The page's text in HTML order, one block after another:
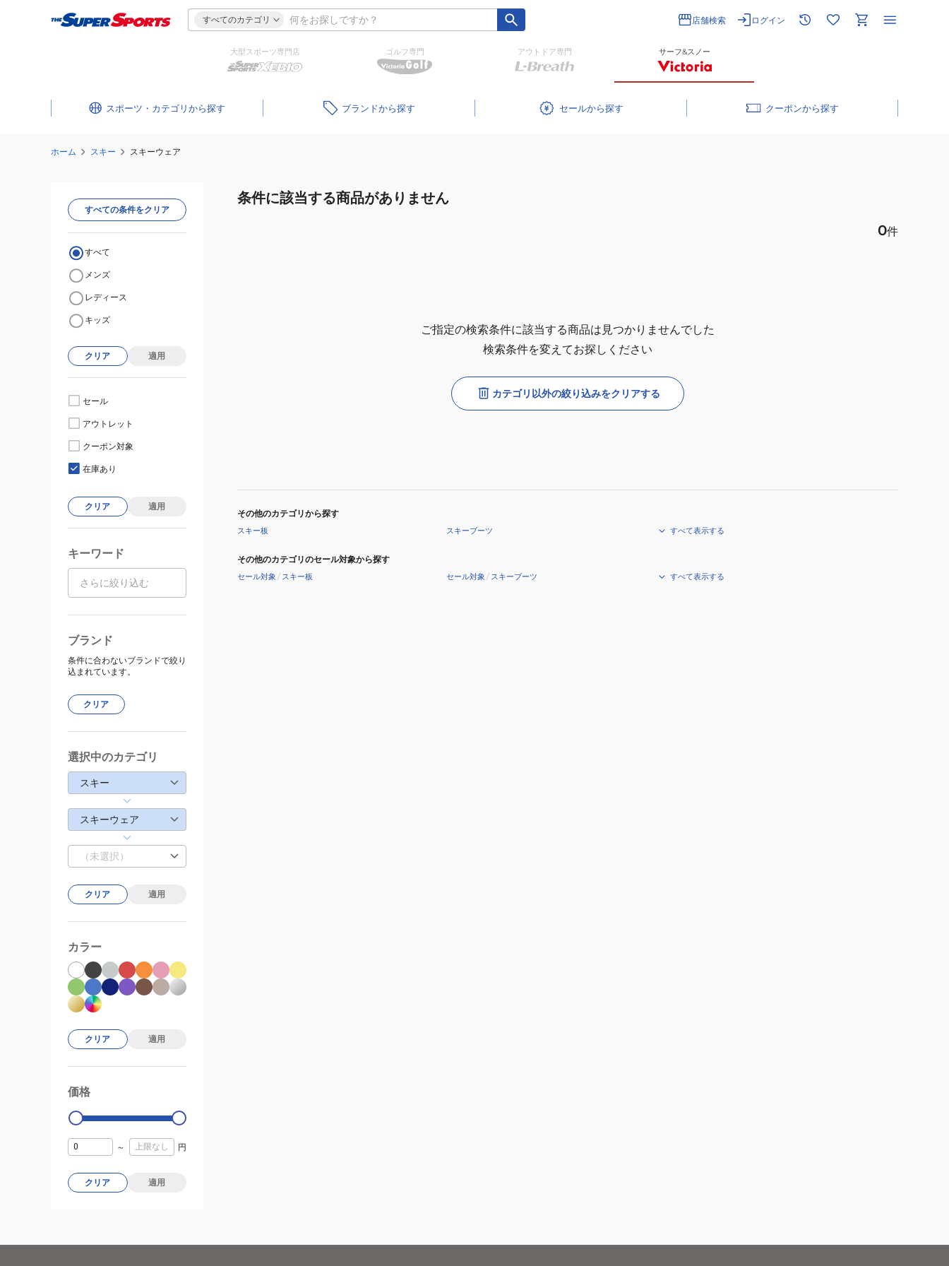
すべてのカテゴリ 店舗検索 ログイン
大型スポーツ専門店 ゴルフ専門 アウトドア専門 サーフ&スノー
スポーツ・カテゴリ ブランド セール クーポン
ホーム スキー スキーウェア
条件に該当する商品がありません
0件
ご指定の検索条件に該当する商品は見つかりませんでした
検索条件を変えてお探しください
カテゴリ以外の絞り込みをクリアする
その他のカテゴリから探す
スキー板 スキーブーツ すべて表示する
その他のカテゴリのセール対象から探す
セール対象 / スキー板 セール対象 / スキーブーツ すべて表示する
すべての条件をクリア
すべて
メンズ
レディース
キッズ
クリア 適用
セール
アウトレット
クーポン対象
在庫あり
クリア 適用
キーワード
ブランド
条件に合わないブランドで絞り
込まれています。
クリア
選択中のカテゴリ
スキー
スキーウェア
（未選択）
クリア 適用
カラー
クリア 適用
価格
0
～ 円
クリア 適用